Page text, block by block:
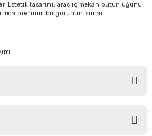
Estetik tasarımı, araç iç mekan bütünlüğünü
premium bir görünüm sunar.